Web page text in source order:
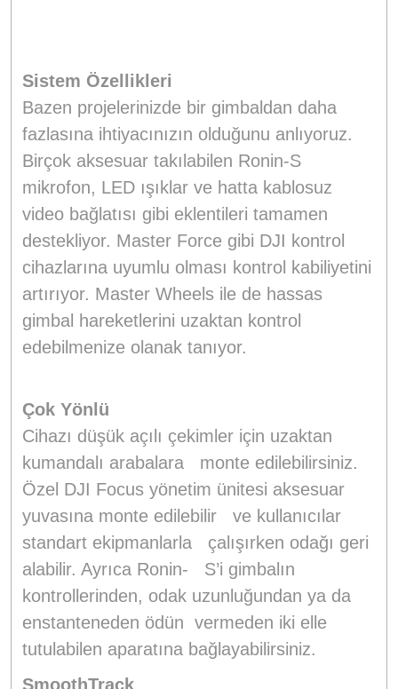
Sistem Özellikleri
Bazen projelerinizde bir gimbaldan daha
fazlasına ihtiyacınızın olduğunu anlıyoruz.
Birçok aksesuar takılabilen Ronin-S
mikrofon, LED ışıklar ve hatta kablosuz
video bağlatısı gibi eklentileri tamamen
destekliyor. Master Force gibi DJI kontrol
cihazlarına uyumlu olması kontrol kabiliyetini
artırıyor. Master Wheels ile de hassas
gimbal hareketlerini uzaktan kontrol
edebilmenize olanak tanıyor.
Çok Yönlü
Cihazı düşük açılı çekimler için uzaktan
kumandalı arabalara monte edilebilirsiniz.
Özel DJI Focus yönetim ünitesi aksesuar
yuvasına monte edilebilir ve kullanıcılar
standart ekipmanlarla çalışırken odağı geri
alabilir. Ayrıca Ronin- S’i gimbalın
kontrollerinden, odak uzunluğundan ya da
enstanteneden ödün vermeden iki elle
tutulabilen aparatına bağlayabilirsiniz.
SmoothTrack